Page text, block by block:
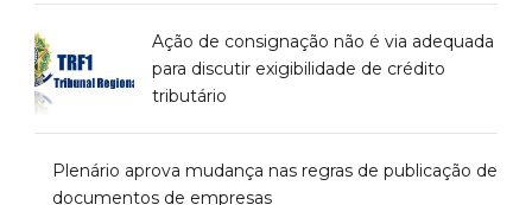
Ação de consignação não é via adequada
para discutir exigibilidade de crédito
tributário
Plenário aprova mudança nas regras de publicação de
documentos de empresas